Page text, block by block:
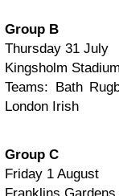
Group B
Thursday 31 July
Kingsholm
Teams: Bath
London Irish
Group C
Friday 1 August